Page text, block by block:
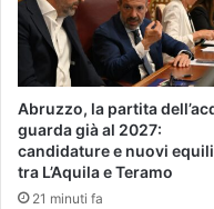
Abruzzo, la partita
guarda già al 2027:
candidature e nuovi
tra L’Aquila e Teramo
21 minuti fa